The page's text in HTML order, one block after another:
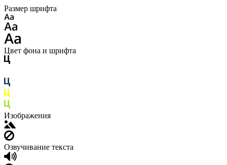
Размер шрифта
Цвет фона и шрифта
Изображения
Озвучивание текста